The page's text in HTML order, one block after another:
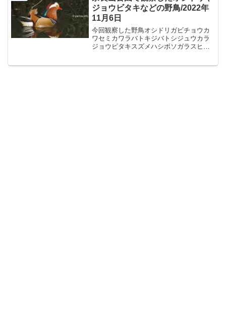
はれ・10℃概要舞岡公園...
ジョウビタキなどの野鳥/2022年
11月6日
今回観察した野鳥オシドリガビチョウカ
ワセミカワラバトキジバトシジュウカラ
ジョウビタキスズメハシボソガラスヒヨ